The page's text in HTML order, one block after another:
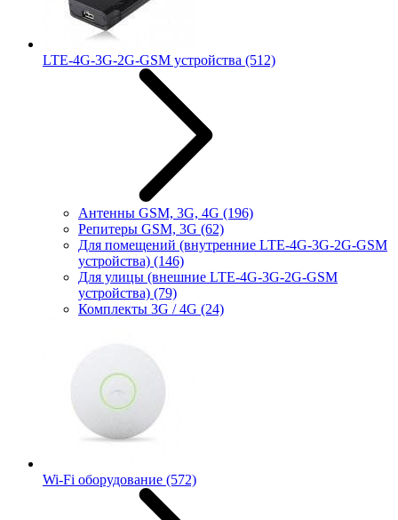
LTE-4G-3G-2G-GSM устройства (512)
Антенны GSM, 3G, 4G (196)
Репитеры GSM, 3G (62)
Для помещений (внутренние LTE-4G-3G-2G-GSM
устройства) (146)
Для улицы (внешние LTE-4G-3G-2G-GSM
устройства) (79)
Комплекты 3G / 4G (24)
Wi-Fi оборудование (572)